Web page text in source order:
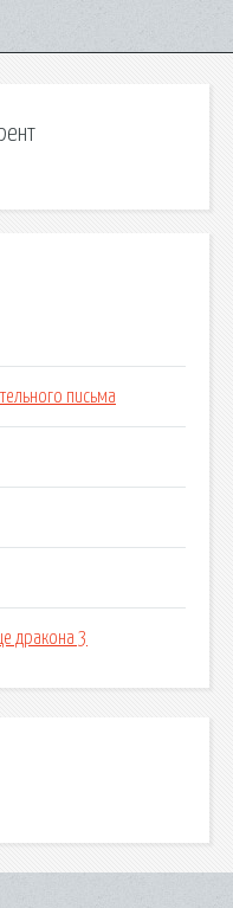
письма
дракона 3